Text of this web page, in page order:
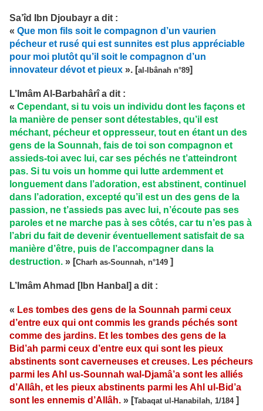
Sa’îd Ibn Djoubayr a dit :
« Que mon fils soit le compagnon d’un vaurien
pécheur et rusé qui est sunnites est plus appréciable
pour moi plutôt qu’il soit le compagnon d’un
innovateur dévot et pieux ». [al-Ibânah n°89]
L’Imâm Al-Barbahârî a dit :
« Cependant, si tu vois un individu dont les façons et
la manière de penser sont détestables, qu’il est
méchant, pécheur et oppresseur, tout en étant un des
gens de la Sounnah, fais de toi son compagnon et
assieds-toi avec lui, car ses péchés ne t’atteindront
pas. Si tu vois un homme qui lutte ardemment et
longuement dans l’adoration, est abstinent, continuel
dans l’adoration, excepté qu’il est un des gens de la
passion, ne t’assieds pas avec lui, n’écoute pas ses
paroles et ne marche pas à ses côtés, car tu n’es pas à
l’abri du fait de devenir éventuellement satisfait de sa
manière d’être, puis de l’accompagner dans la
destruction. » [Charh as-Sounnah, n°149 ]
L’Imâm Ahmad [Ibn Hanbal] a dit :
« Les tombes des gens de la Sounnah parmi ceux
d’entre eux qui ont commis les grands péchés sont
comme des jardins. Et les tombes des gens de la
Bid’ah parmi ceux d’entre eux qui sont les pieux
abstinents sont caverneuses et creuses. Les pécheurs
parmi les Ahl us-Sounnah wal-Djamâ’a sont les alliés
d’Allâh, et les pieux abstinents parmi les Ahl ul-Bid’a
sont les ennemis d’Allâh. » [Tabaqat ul-Hanabilah, 1/184 ]